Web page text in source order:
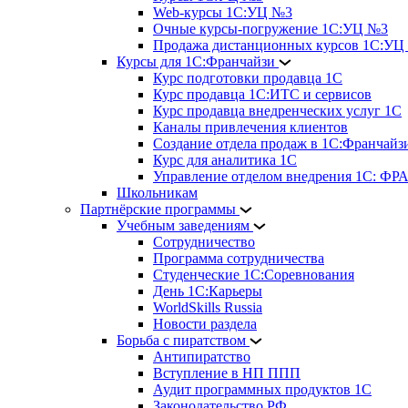
Web-курсы 1С:УЦ №3
Очные курсы-погружение 1С:УЦ №3
Продажа дистанционных курсов
Курсы для 1С:Франчайзи
Курс подготовки продавца 1С
Курс продавца 1С:ИТС и сервисов
Курс продавца внедренческих услуг 1С
Каналы привлечения клиентов
Создание отдела продаж в
Курс для аналитика 1С
Управление отделом внедрения 1С:
Школьникам
Партнёрские программы
Учебным заведениям
Сотрудничество
Программа сотрудничества
Студенческие 1С:Соревнования
День 1С:Карьеры
WorldSkills Russia
Новости раздела
Борьба с пиратством
Антипиратство
Вступление в НП ППП
Аудит программных продуктов 1С